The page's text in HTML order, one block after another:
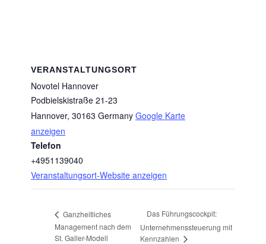
VERANSTALTUNGSORT
Novotel Hannover
Podbielskistraße 21-23
Hannover, 30163 Germany Google Karte
anzeigen
Telefon
+4951139040
Veranstaltungsort-Website anzeigen
Ganzheitliches
Management nach dem
St. Galler-Modell
Das Führungscockpit:
Unternehmenssteuerung mit
Kennzahlen